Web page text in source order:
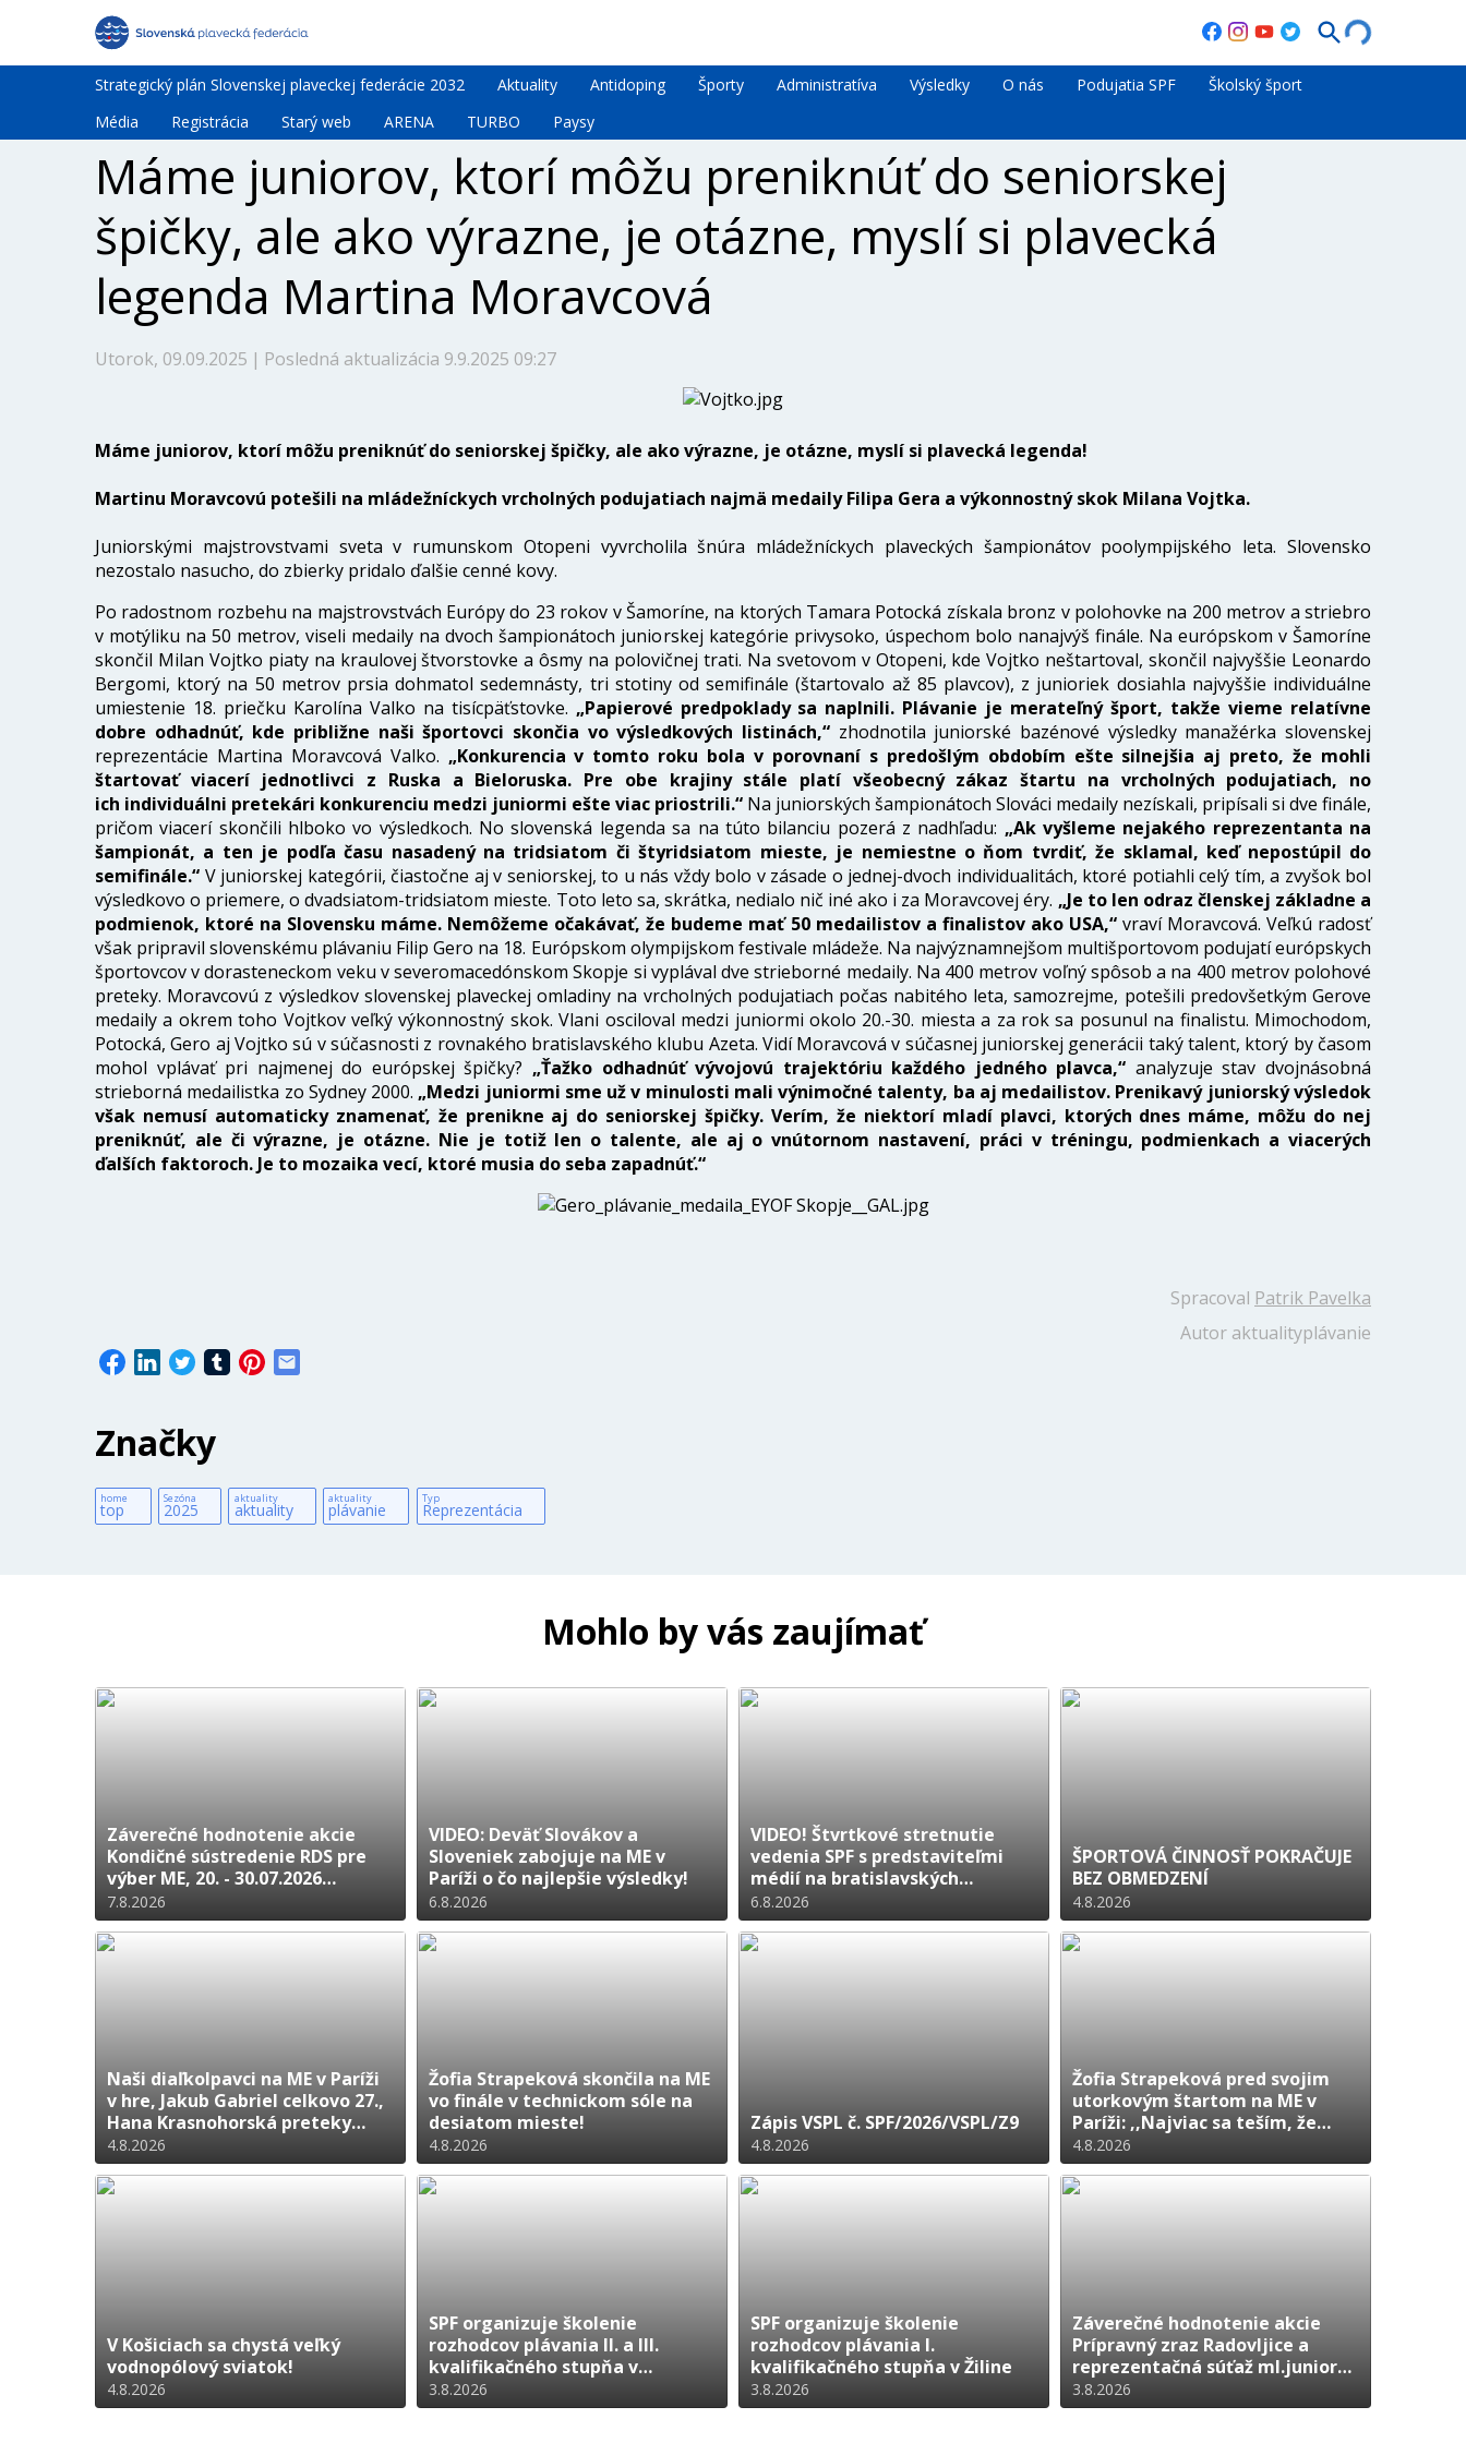
Strategický plán Slovenskej plaveckej federácie 2032 Aktuality Antidoping Športy Administratíva Výsledky O nás Podujatia SPF
Školský šport
Média
Registrácia Starý web ARENA TURBO Paysy
Máme juniorov, ktorí môžu preniknúť do seniorskej
špičky, ale ako výrazne, je otázne, myslí si plavecká
legenda Martina Moravcová
Utorok, 09.09.2025 | Posledná aktualizácia 9.9.2025 09:27
Máme juniorov, ktorí môžu preniknúť do seniorskej špičky, ale ako výrazne, je otázne, myslí si plavecká legenda!
Martinu Moravcovú potešili na mládežníckych vrcholných podujatiach najmä medaily Filipa Gera a výkonnostný skok Milana Vojtka.
Juniorskými majstrovstvami sveta v rumunskom Otopeni vyvrcholila šnúra mládežníckych plaveckých šampionátov poolympijského leta. Slovensko
nezostalo nasucho, do zbierky pridalo ďalšie cenné kovy.
Po radostnom rozbehu na majstrovstvách Európy do 23 rokov v Šamoríne, na ktorých Tamara Potocká získala bronz v polohovke na 200 metrov a striebro
v motýliku na 50 metrov, viseli medaily na dvoch šampionátoch juniorskej kategórie privysoko, úspechom bolo nanajvýš finále. Na európskom v Šamoríne
skončil Milan Vojtko piaty na kraulovej štvorstovke a ôsmy na polovičnej trati. Na svetovom v Otopeni, kde Vojtko neštartoval, skončil najvyššie Leonardo
Bergomi, ktorý na 50 metrov prsia dohmatol sedemnásty, tri stotiny od semifinále (štartovalo až 85 plavcov), z junioriek dosiahla najvyššie individuálne
umiestenie 18. priečku Karolína Valko na tisícpäťstovke. „Papierové predpoklady sa naplnili. Plávanie je merateľný šport, takže vieme relatívne
dobre odhadnúť, kde približne naši športovci skončia vo výsledkových listinách,“ zhodnotila juniorské bazénové výsledky manažérka slovenskej
reprezentácie Martina Moravcová Valko. „Konkurencia v tomto roku bola v porovnaní s predošlým obdobím ešte silnejšia aj preto, že mohli
štartovať viacerí jednotlivci z Ruska a Bieloruska. Pre obe krajiny stále platí všeobecný zákaz štartu na vrcholných podujatiach, no
ich individuálni pretekári konkurenciu medzi juniormi ešte viac priostrili.“ Na juniorských šampionátoch Slováci medaily nezískali, pripísali si dve finále,
pričom viacerí skončili hlboko vo výsledkoch. No slovenská legenda sa na túto bilanciu pozerá z nadhľadu: „Ak vyšleme nejakého reprezentanta na
šampionát, a ten je podľa času nasadený na tridsiatom či štyridsiatom mieste, je nemiestne o ňom tvrdiť, že sklamal, keď nepostúpil do
semifinále.“ V juniorskej kategórii, čiastočne aj v seniorskej, to u nás vždy bolo v zásade o jednej-dvoch individualitách, ktoré potiahli celý tím, a zvyšok bol
výsledkovo o priemere, o dvadsiatom-tridsiatom mieste. Toto leto sa, skrátka, nedialo nič iné ako i za Moravcovej éry. „Je to len odraz členskej základne a
podmienok, ktoré na Slovensku máme. Nemôžeme očakávať, že budeme mať 50 medailistov a finalistov ako USA,“ vraví Moravcová. Veľkú radosť
však pripravil slovenskému plávaniu Filip Gero na 18. Európskom olympijskom festivale mládeže. Na najvýznamnejšom multišportovom podujatí európskych
športovcov v dorasteneckom veku v severomacedónskom Skopje si vyplával dve strieborné medaily. Na 400 metrov voľný spôsob a na 400 metrov polohové
preteky. Moravcovú z výsledkov slovenskej plaveckej omladiny na vrcholných podujatiach počas nabitého leta, samozrejme, potešili predovšetkým Gerove
medaily a okrem toho Vojtkov veľký výkonnostný skok. Vlani osciloval medzi juniormi okolo 20.-30. miesta a za rok sa posunul na finalistu. Mimochodom,
Potocká, Gero aj Vojtko sú v súčasnosti z rovnakého bratislavského klubu Azeta. Vidí Moravcová v súčasnej juniorskej generácii taký talent, ktorý by časom
mohol vplávať pri najmenej do európskej špičky? „Ťažko odhadnúť vývojovú trajektóriu každého jedného plavca,“ analyzuje stav dvojnásobná
strieborná medailistka zo Sydney 2000. „Medzi juniormi sme už v minulosti mali výnimočné talenty, ba aj medailistov. Prenikavý juniorský výsledok
však nemusí automaticky znamenať, že prenikne aj do seniorskej špičky. Verím, že niektorí mladí plavci, ktorých dnes máme, môžu do nej
preniknúť, ale či výrazne, je otázne. Nie je totiž len o talente, ale aj o vnútornom nastavení, práci v tréningu, podmienkach a viacerých
ďalších faktoroch. Je to mozaika vecí, ktoré musia do seba zapadnúť.“
Spracoval Patrik Pavelka
Autor aktualityplávanie
Značky
home
top
Sezóna
2025
aktuality
aktuality
aktuality
plávanie
Typ
Reprezentácia
Mohlo by vás zaujímať
Záverečné hodnotenie akcie
Kondičné sústredenie RDS pre
výber ME, 20. - 30.07.2026
Calella/ESP
7.8.2026
VIDEO: Deväť Slovákov a
Sloveniek zabojuje na ME v
Paríži o čo najlepšie výsledky!
6.8.2026
VIDEO! Štvrtkové stretnutie
vedenia SPF s predstaviteľmi
médií na bratislavských
Pasienkoch
6.8.2026
ŠPORTOVÁ ČINNOSŤ POKRAČUJE
BEZ OBMEDZENÍ
4.8.2026
Naši diaľkolpavci na ME v Paríži
v hre, Jakub Gabriel celkovo 27.,
Hana Krasnohorská preteky
nedokončila!
4.8.2026
Žofia Strapeková skončila na ME
vo finále v technickom sóle na
desiatom mieste!
4.8.2026
Zápis VSPL č. SPF/2026/VSPL/Z9
4.8.2026
Žofia Strapeková pred svojim
utorkovým štartom na ME v
Paríži: ,,Najviac sa teším, že
budem môcť ukázať to, na čom
som celý rok pracovala!"
4.8.2026
V Košiciach sa chystá veľký
vodnopólový sviatok!
4.8.2026
SPF organizuje školenie
rozhodcov plávania II. a III.
kvalifikačného stupňa v
Bratislave
3.8.2026
SPF organizuje školenie
rozhodcov plávania I.
kvalifikačného stupňa v Žiline
3.8.2026
Záverečné hodnotenie akcie
Prípravný zraz Radovljice a
reprezentačná súťaž ml.juniorov
CECJM Ľubľana
3.8.2026